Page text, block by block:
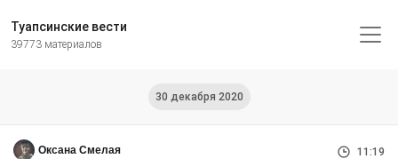
Туапсинские вести
39773 материалов
30 декабря 2020
Оксана Смелая 11:19